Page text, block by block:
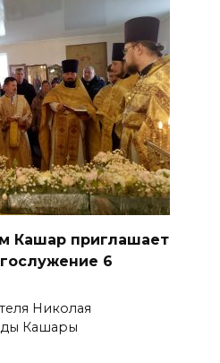
Кашар приглашает
6
Николая
Кашары